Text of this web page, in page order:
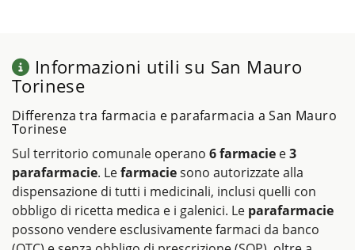
Informazioni utili su San Mauro
Torinese
Differenza tra farmacia e parafarmacia a San Mauro
Torinese
Sul territorio comunale operano 6 farmacie e3
parafarmacie. Lefarmaciesono autorizzate alla
dispensazione di tutti i medicinali, inclusi quelli con
obbligo di ricetta medica e i galenici. Le parafarmacie
possono vendere esclusivamente farmaci da banco